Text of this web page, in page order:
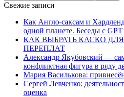
Свежие записи
Как Англо-саксам и
одной планете. Беседы с GPT
КАК ВЫБРАТЬ КАСКО
ПЕРЕПЛАТ
Александр Якубовский —
конфликтная фигура в ряду
Мария Василькова:
Сергей Левченко:
оценка